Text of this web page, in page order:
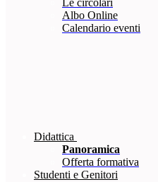
Le circolari
Albo Online
Calendario eventi
Didattica
Panoramica
Offerta formativa
Studenti e Genitori